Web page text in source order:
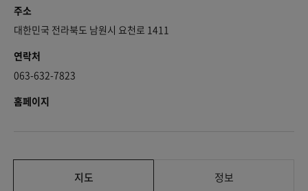
주소
대한민국 전라북도 남원시 요천로 1411
연락처
063-632-7823
홈페이지
지도 정보